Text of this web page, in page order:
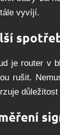
vyvíjí.
je router v
rušit.